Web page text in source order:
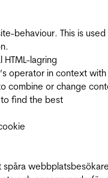
behaviour. This is
HTML-lagring
operator in context with
combine or change
find the best
spåra